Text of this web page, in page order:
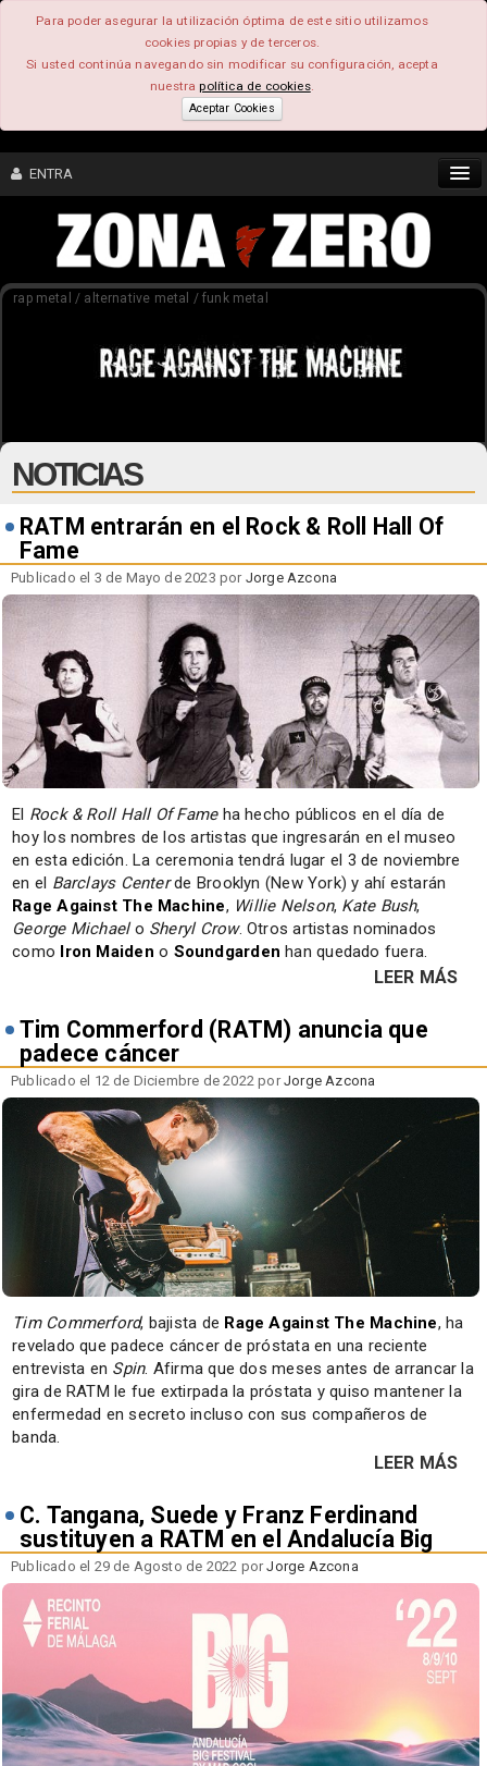
Para poder asegurar la utilización óptima de este sitio utilizamos
cookies propias y de terceros.
Si usted continúa navegando sin modificar su configuración, acepta
nuestrapolítica de cookies.
Aceptar Cookies
ENTRA
CONTENIDO
FEEEDBACK
rap metal / alternative metal / funk metal
NOTICIAS
RATM entrarán en el Rock & Roll Hall Of
Fame
Publicado el 3 de Mayo de 2023 por Jorge Azcona
El Rock & Roll Hall Of Fameha hecho públicos en el día de
hoy los nombres de los artistas que ingresarán en el museo
en esta edición. La ceremonia tendrá lugar el 3 de noviembre
en el Barclays Centerde Brooklyn (New York) y ahí estarán
Rage Against The Machine, Willie Nelson, Kate Bush,
George Michaelo Sheryl Crow. Otros artistas nominados
como Iron Maiden o Soundgarden han quedado fuera.
LEER MÁS
Tim Commerford (RATM) anuncia que
padece cáncer
Publicado el 12 de Diciembre de 2022 porJorge Azcona
Tim Commerford, bajista de Rage Against The Machine, ha
revelado que padece cáncer de próstata en una reciente
entrevista en Spin. Afirma que dos meses antes de arrancar la
gira de RATM le fue extirpada la próstata y quiso mantener la
enfermedad en secreto incluso con sus compañeros de
banda.
LEER MÁS
C. Tangana, Suede y Franz Ferdinand
sustituyen a RATM en el Andalucía Big
Publicado el 29 de Agosto de 2022 porJorge Azcona